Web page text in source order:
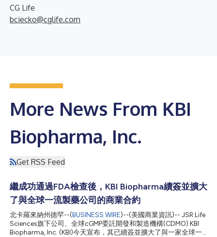
CG Life
bciecko@cglife.com
More News From KBI
Biopharma, Inc.
Get RSS Feed
繼成功通過FDA檢查後，KBI Biopharma續簽並擴大
了與全球一流製藥公司的商業合約
北卡羅來納州德罕--(BUSINESS WIRE)--(美國商業資訊)-- JSR Life
Sciences旗下公司、全球cGMP委託開發和製造機構(CDMO) KBI
Biopharma, Inc. (KBI)今天宣布，其已續簽並擴大了與一家全球一